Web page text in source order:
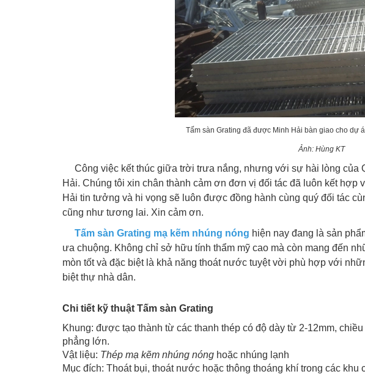
Tấm sàn Grating đã được Minh Hải bàn giao cho dự
Ảnh: Hùng KT
Công việc kết thúc giữa trời trưa nắng, nhưng với sự hài lòng của
Hải. Chúng tôi xin chân thành cảm ơn đơn vị đối tác đã luôn kết hợp
Hải tin tưởng và hi vọng sẽ luôn được đồng hành cùng quý đối tác
cũng như tương lai. Xin cảm ơn.
Tấm sàn Grating mạ kẽm nhúng nóng hiện nay đang là sản
ưa chuộng. Không chỉ sở hữu tính thẩm mỹ cao mà còn mang đến
mòn tốt và đặc biệt là khả năng thoát nước tuyệt vời phù hợp với
biệt thự nhà dân.
Chi tiết kỹ thuật Tấm sàn Grating
Khung: được tạo thành từ các thanh thép có độ dày từ 2-12mm,
phẳng lớn.
Vật liệu: Thép mạ kẽm nhúng nóng hoặc nhúng lạnh
Mục đích: Thoát bụi, thoát nước hoặc thông thoáng khí trong các khu